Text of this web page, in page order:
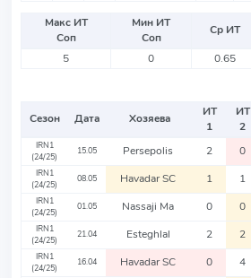
Макс ИТ
Соп
Мин ИТ
Соп
Ср ИТ
5
0 0.65
Сезон Дата Хозяева
ИТ
1
ИТ
2
IRN1
(24/25)
15.05 Persepolis 2 0
IRN1
(24/25)
08.05 Havadar SC 1 1
IRN1
(24/25)
01.05 Nassaji Ma 0 0
IRN1
(24/25)
21.04 Esteghlal 2 2
IRN1
(24/25)
16.04 Havadar SC 0 4